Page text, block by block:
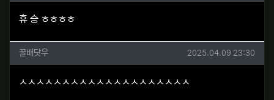
휴 승 ㅎㅎㅎㅎ
꿀배닷우님의 댓글
꿀배닷우 작성일
2025.04.09 23:30
ㅅㅅㅅㅅㅅㅅㅅㅅㅅㅅㅅㅅㅅㅅㅅㅅㅅㅅㅅㅅ